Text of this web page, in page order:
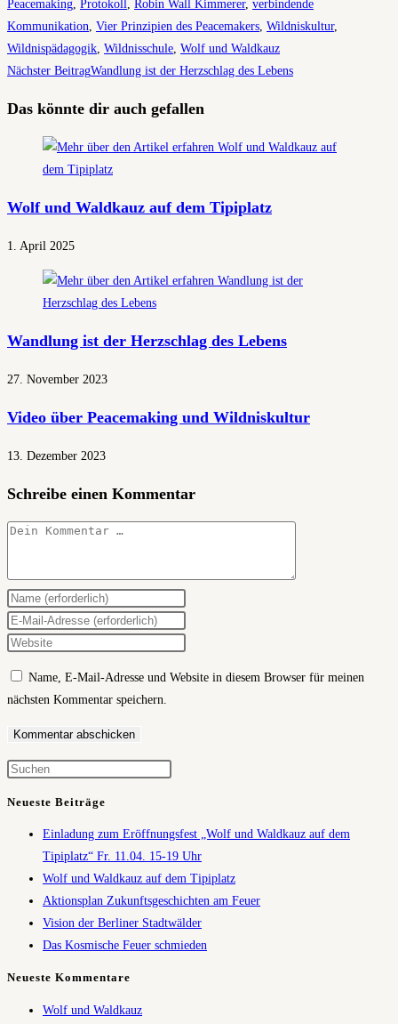
Peacemaking, Protokoll, Robin Wall Kimmerer, verbindende
Kommunikation, Vier Prinzipien des Peacemakers, Wildniskultur,
Wildnispädagogik, Wildnisschule, Wolf und Waldkauz
Weitere
Nächster BeitragWandlung ist der Herzschlag des Lebens
Das könnte dir auch gefallen
Wolf und Waldkauz auf dem Tipiplatz
1. April 2025
Wandlung ist der Herzschlag des Lebens
27. November 2023
Video über Peacemaking und Wildniskultur
13. Dezember 2023
Schreibe einen Kommentar
Kommentar
Gib
deinen
Namen
Benutzernamen
Kommentieren
Gib
deine
zum
ein
Gib
ein
Name, E-Mail-Adresse und Website in diesem Browser für meinen
nächsten Kommentar speichern.
Neueste Beiträge
Einladung zum Eröffnungsfest „Wolf und Waldkauz auf dem
Tipiplatz“ Fr. 11.04. 15-19 Uhr
Wolf und Waldkauz auf dem Tipiplatz
Aktionsplan Zukunftsgeschichten am Feuer
Vision der Berliner Stadtwälder
Das Kosmische Feuer schmieden
Neueste Kommentare
Wolf und Waldkauz